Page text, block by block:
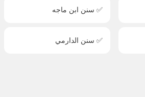
✅ سنن ابن ماجه
✅ سنن الدارمي